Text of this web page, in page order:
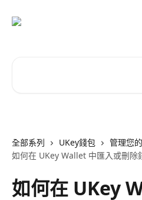
全部系列 UKey錢包
管理您
如何在 UKey Wallet 中匯入或刪除
如何在 UKey